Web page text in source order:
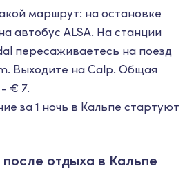
маршрут: на остановке
автобус ALSA. На станции
пересаживаетесь на поезд
Выходите на Calp. Общая
€ 7.
за 1 ночь в Кальпе стартуют
отдыха в Кальпе